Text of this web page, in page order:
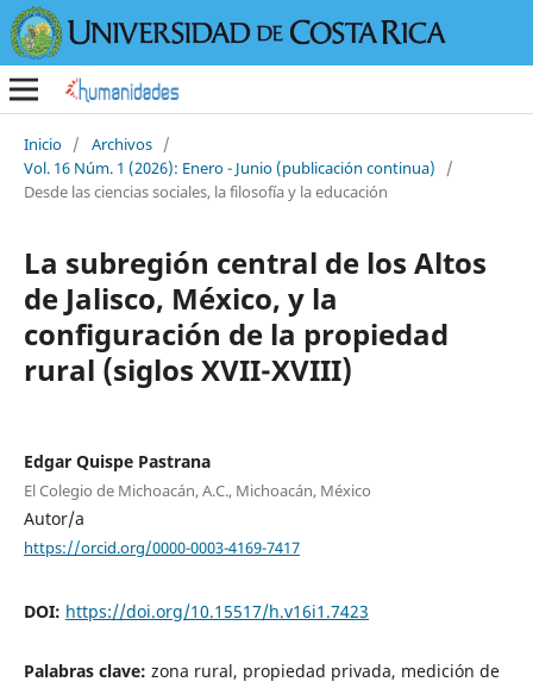
Inicio / Archivos /
Vol. 16 Núm. 1 (2026): Enero - Junio (publicación continua)
/
Desde las ciencias sociales, la filosofía y la educación
La subregión central de los Altos
de Jalisco, México, y la
configuración de la propiedad
rural (siglos XVII-XVIII)
Edgar Quispe Pastrana
El Colegio de Michoacán, A.C., Michoacán, México
Autor/a
https://orcid.org/0000-0003-4169-7417
DOI: https://doi.org/10.15517/h.v16i1.7423
Palabras clave: zona rural, propiedad privada, medición de